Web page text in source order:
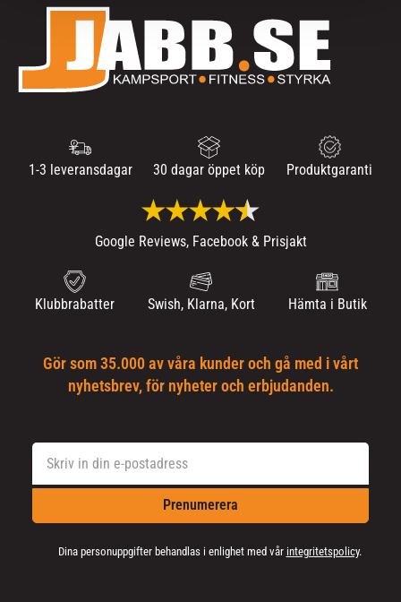
1-3 leveransdagar 30 dagar öppet köp Produktgaranti
Google Reviews, Facebook & Prisjakt
Klubbrabatter Swish, Klarna, Kort Hämta i Butik
Gör som 35.000 av våra kunder och gå med i vårt
nyhetsbrev, för nyheter och erbjudanden.
Prenumerera
Dina personuppgifter behandlas i enlighet med vår integritetspolicy.